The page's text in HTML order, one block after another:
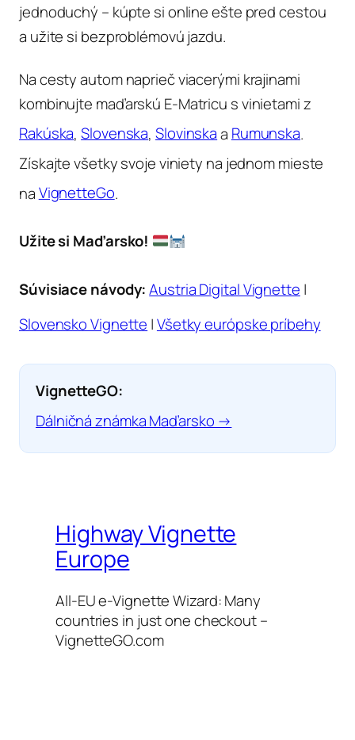
jednoduchý – kúpte si online ešte pred cestou
a užite si bezproblémovú jazdu.
Na cesty autom naprieč viacerými krajinami
kombinujte maďarskú E-Matricu s vinietami z
Rakúska,Slovenska,Slovinskaa Rumunska.
Získajte všetky svoje viniety na jednom mieste
naVignetteGo.
Užite si Maďarsko!
Súvisiace návody: Austria Digital Vignette |
Slovensko Vignette |Všetky európske príbehy
VignetteGO:
Dálničná známka Maďarsko →
Highway Vignette
Europe
All-EU e-Vignette Wizard: Many
countries in just one checkout –
VignetteGO.com